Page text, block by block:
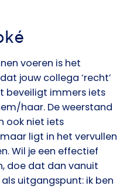
voeren is het
jouw collega ‘recht’
beveiligt immers iets
haar. De weerstand
ook niet iets
ligt in het vervullen
Wil je een effectief
doe dat dan vanuit
uitgangspunt: ik ben